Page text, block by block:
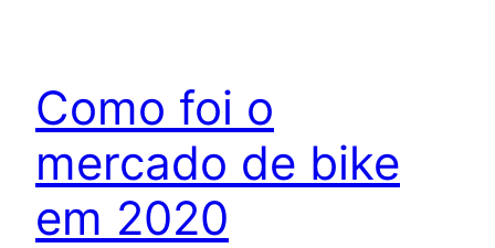
Como foi o
mercado de bike
em 2020